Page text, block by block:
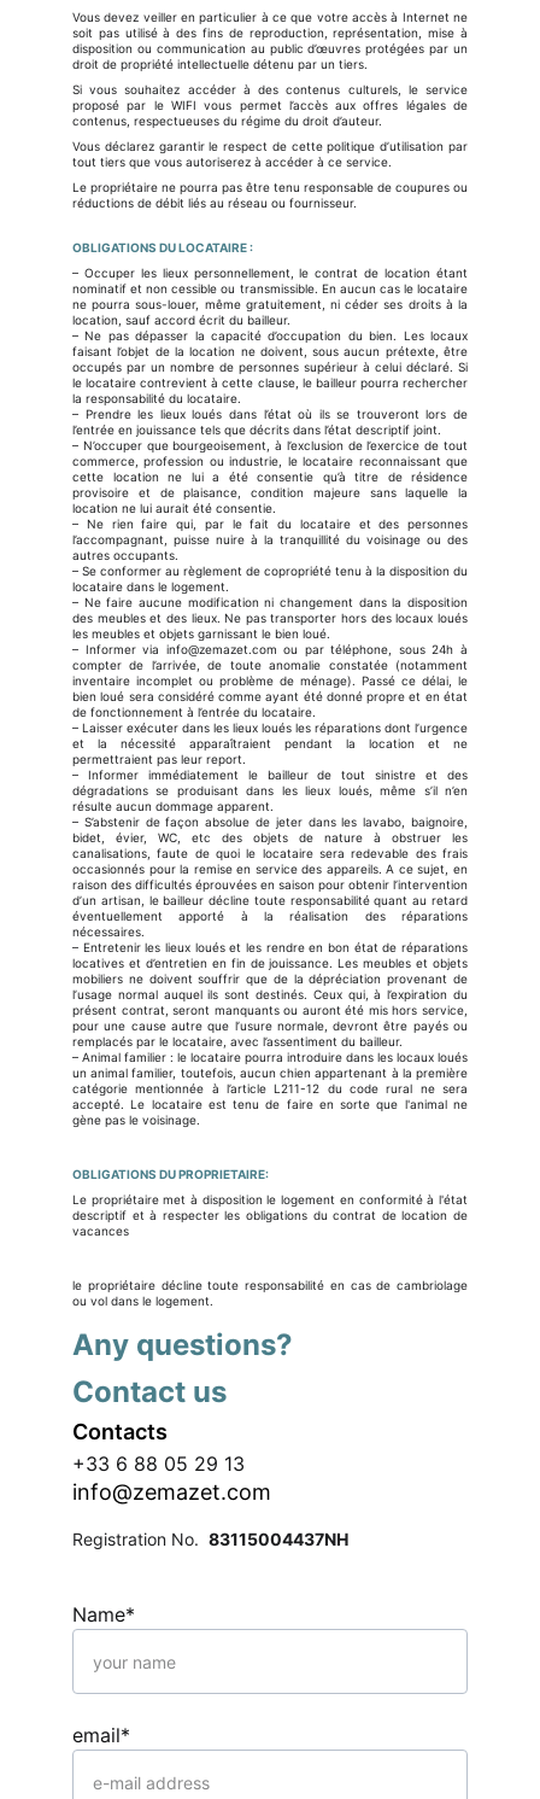
Vous devez veiller en particulier à ce que votre accès à Internet ne
soit pas utilisé à des fins de reproduction, représentation, mise à
disposition ou communication au public d’œuvres protégées par un
droit de propriété intellectuelle détenu par un tiers.
Si vous souhaitez accéder à des contenus culturels, le service
proposé par le WIFI vous permet l’accès aux offres légales de
contenus, respectueuses du régime du droit d’auteur.
Vous déclarez garantir le respect de cette politique d’utilisation par
tout tiers que vous autoriserez à accéder à ce service.
Le propriétaire ne pourra pas être tenu responsable de coupures ou
réductions de débit liés au réseau ou fournisseur.
OBLIGATIONS DU LOCATAIRE:
– Occuper les lieux personnellement, le contrat de location étant
nominatif et non cessible ou transmissible. En aucun cas le locataire
ne pourra sous-louer, même gratuitement, ni céder ses droits à la
location, sauf accord écrit du bailleur.
– Ne pas dépasser la capacité d’occupation du bien. Les locaux
faisant l’objet de la location ne doivent, sous aucun prétexte, être
occupés par un nombre de personnes supérieur à celui déclaré. Si
le locataire contrevient à cette clause, le bailleur pourra rechercher
la responsabilité du locataire.
– Prendre les lieux loués dans l’état où ils se trouveront lors de
l’entrée en jouissance tels que décrits dans l’état descriptif joint.
– N’occuper que bourgeoisement, à l’exclusion de l’exercice de tout
commerce, profession ou industrie, le locataire reconnaissant que
cette location ne lui a été consentie qu’à titre de résidence
provisoire et de plaisance, condition majeure sans laquelle la
location ne lui aurait été consentie.
– Ne rien faire qui, par le fait du locataire et des personnes
l’accompagnant, puisse nuire à la tranquillité du voisinage ou des
autres occupants.
– Se conformer au règlement de copropriété tenu à la disposition du
locataire dans le logement.
– Ne faire aucune modification ni changement dans la disposition
des meubles et des lieux. Ne pas transporter hors des locaux loués
les meubles et objets garnissant le bien loué.
– Informer via info@zemazet.com ou par téléphone, sous 24h à
compter de l’arrivée, de toute anomalie constatée (notamment
inventaire incomplet ou problème de ménage). Passé ce délai, le
bien loué sera considéré comme ayant été donné propre et en état
de fonctionnement à l’entrée du locataire.
– Laisser exécuter dans les lieux loués les réparations dont l’urgence
et la nécessité apparaîtraient pendant la location et ne
permettraient pas leur report.
– Informer immédiatement le bailleur de tout sinistre et des
dégradations se produisant dans les lieux loués, même s’il n’en
résulte aucun dommage apparent.
– S’abstenir de façon absolue de jeter dans les lavabo, baignoire,
bidet, évier, WC, etc des objets de nature à obstruer les
canalisations, faute de quoi le locataire sera redevable des frais
occasionnés pour la remise en service des appareils. A ce sujet, en
raison des difficultés éprouvées en saison pour obtenir l’intervention
d’un artisan, le bailleur décline toute responsabilité quant au retard
éventuellement apporté à la réalisation des réparations
nécessaires.
– Entretenir les lieux loués et les rendre en bon état de réparations
locatives et d’entretien en fin de jouissance. Les meubles et objets
mobiliers ne doivent souffrir que de la dépréciation provenant de
l’usage normal auquel ils sont destinés. Ceux qui, à l’expiration du
présent contrat, seront manquants ou auront été mis hors service,
pour une cause autre que l’usure normale, devront être payés ou
remplacés par le locataire, avec l’assentiment du bailleur.
– Animal familier : le locataire pourra introduire dans les locaux loués
un animal familier, toutefois, aucun chien appartenant à la première
catégorie mentionnée à l’article L211-12 du code rural ne sera
accepté. Le locataire est tenu de faire en sorte que l'animal ne
gène pas le voisinage.
OBLIGATIONS DU PROPRIETAIRE:
Le propriétaire met à disposition le logement en conformité à l'état
descriptif et à respecter les obligations du contrat de location de
vacances
le propriétaire décline toute responsabilité en cas de cambriolage
ou vol dans le logement.
Contacts
info@zemazet.com
Name*
email*
Any questions?
Contact us
+33 6 88 05 29 13
Registration No. 83115004437NH